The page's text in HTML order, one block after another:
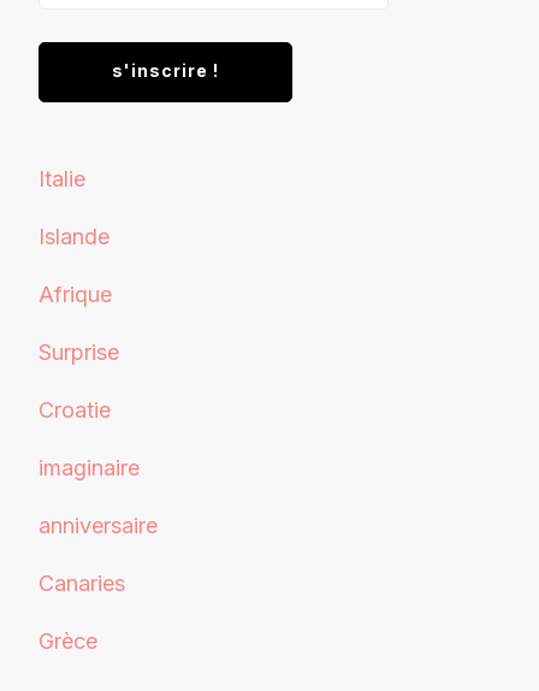
Italie
Islande
Afrique
Surprise
Croatie
imaginaire
anniversaire
Canaries
Grèce